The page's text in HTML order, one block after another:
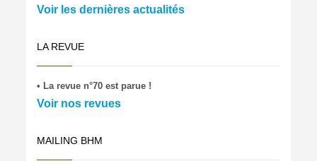
Voir les dernières actualités
LA REVUE
• La revue n°70 est parue !
Voir nos revues
MAILING BHM